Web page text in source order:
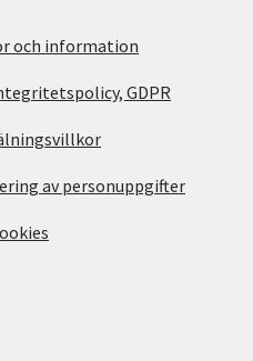
och information
GDPR
av personuppgifter